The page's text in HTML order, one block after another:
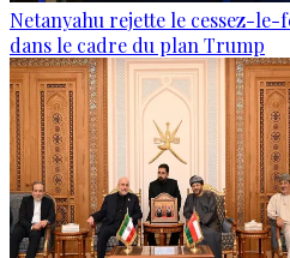
Netanyahu rejette le cessez-
dans le cadre du plan Trump